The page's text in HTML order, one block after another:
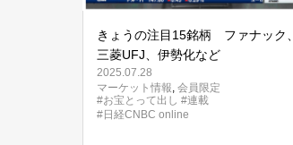
きょうの注目15銘柄 ファナック、
三菱UFJ、伊勢化など
2025.07.28
マーケット情報, 会員限定
#お宝とって出し #連載
#日経CNBC online